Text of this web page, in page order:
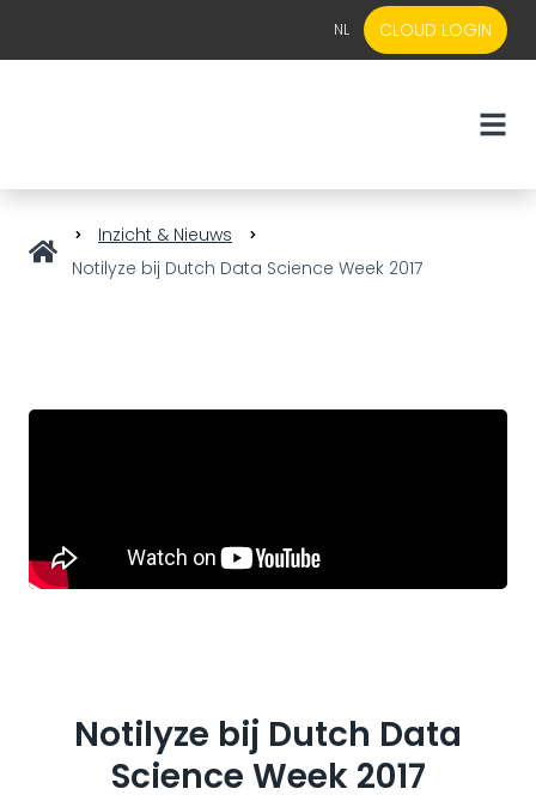
NL CLOUD LOGIN
Inzicht & Nieuws
Notilyze bij Dutch Data Science Week 2017
Notilyze bij Dutch Data
Science Week 2017